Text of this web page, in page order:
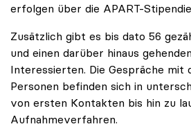
erfolgen über die APART-
Zusätzlich gibt es bis dato 56
und einen darüber hinaus
Interessierten. Die Gespräche mit
Personen befinden sich in
von ersten Kontakten bis hin zu
Aufnahmeverfahren.